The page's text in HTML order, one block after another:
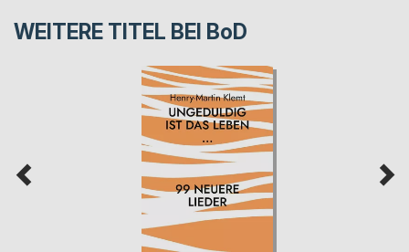
WEITERE TITEL BEI BoD